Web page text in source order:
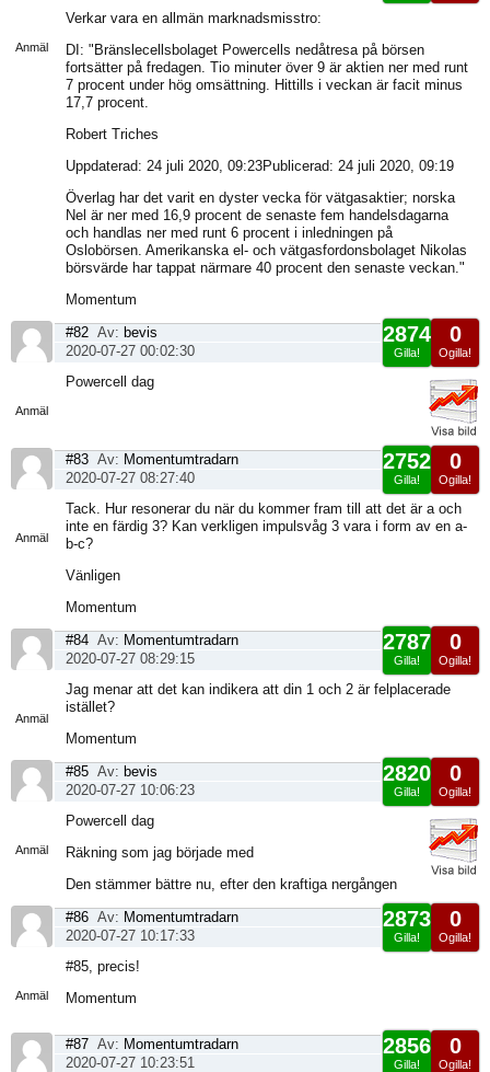
Anmäl
Verkar vara en allmän marknadsmisstro:
DI: "Bränslecellsbolaget Powercells nedåtresa på börsen
fortsätter på fredagen. Tio minuter över 9 är aktien ner med runt
7 procent under hög omsättning. Hittills i veckan är facit minus
17,7 procent.
Robert Triches
Uppdaterad: 24 juli 2020, 09:23Publicerad: 24 juli 2020, 09:19
Överlag har det varit en dyster vecka för vätgasaktier; norska
Nel är ner med 16,9 procent de senaste fem handelsdagarna
och handlas ner med runt 6 procent i inledningen på
Oslobörsen. Amerikanska el- och vätgasfordonsbolaget Nikolas
börsvärde har tappat närmare 40 procent den senaste veckan."
Momentum
Anmäl
0
Ogilla!
2874
Gilla!
#82 Av: bevis
2020-07-27 00:02:30
Powercell dag
Anmäl
0
Ogilla!
2752
Gilla!
#83 Av: Momentumtradarn
2020-07-27 08:27:40
Tack. Hur resonerar du när du kommer fram till att det är a och
inte en färdig 3? Kan verkligen impulsvåg 3 vara i form av en a-
b-c?
Vänligen
Momentum
Anmäl
0
Ogilla!
2787
Gilla!
#84 Av: Momentumtradarn
2020-07-27 08:29:15
Jag menar att det kan indikera att din 1 och 2 är felplacerade
istället?
Momentum
Anmäl
0
Ogilla!
2820
Gilla!
#85 Av: bevis
2020-07-27 10:06:23
Powercell dag
Räkning som jag började med
Den stämmer bättre nu, efter den kraftiga nergången
Anmäl
0
Ogilla!
2873
Gilla!
#86 Av: Momentumtradarn
2020-07-27 10:17:33
#85, precis!
Momentum
0
Ogilla!
2856
Gilla!
#87 Av: Momentumtradarn
2020-07-27 10:23:51